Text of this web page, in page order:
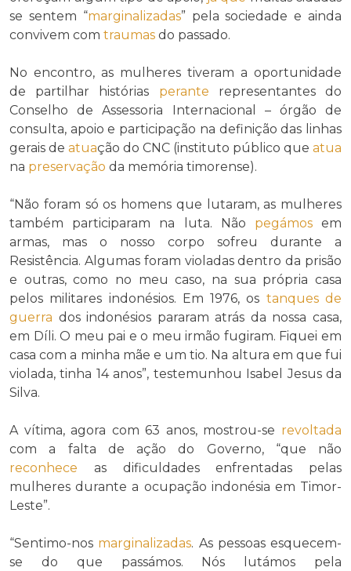
se sentem “marginalizadas” pela sociedade e ainda
convivem com traumas do passado.
No encontro, as mulheres tiveram a oportunidade
de partilhar histórias perante representantes do
Conselho de Assessoria Internacional – órgão de
consulta, apoio e participação na definição das linhas
gerais de atuação do CNC (instituto público que atua
na preservação da memória timorense).
“Não foram só os homens que lutaram, as mulheres
também participaram na luta. Não pegámosem
armas, mas o nosso corpo sofreu durante a
Resistência. Algumas foram violadas dentro da prisão
e outras, como no meu caso, na sua própria casa
pelos militares indonésios. Em 1976, os tanques de
guerra dos indonésios pararam atrás da nossa casa,
em Díli. O meu pai e o meu irmão fugiram. Fiquei em
casa com a minha mãe e um tio. Na altura em que fui
violada, tinha 14 anos”, testemunhou Isabel Jesus da
Silva.
A vítima, agora com 63 anos, mostrou-se revoltada
com a falta de ação do Governo, “que não
reconhece as dificuldades enfrentadas pelas
mulheres durante a ocupação indonésia em Timor-
Leste”.
“Sentimo-nos marginalizadas. As pessoas esquecem-
se do que passámos. Nós lutámos pela